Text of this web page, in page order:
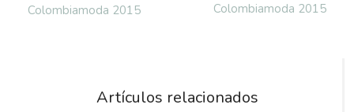
Colombiamoda 2015
Colombiamoda 2015
Artículos relacionados